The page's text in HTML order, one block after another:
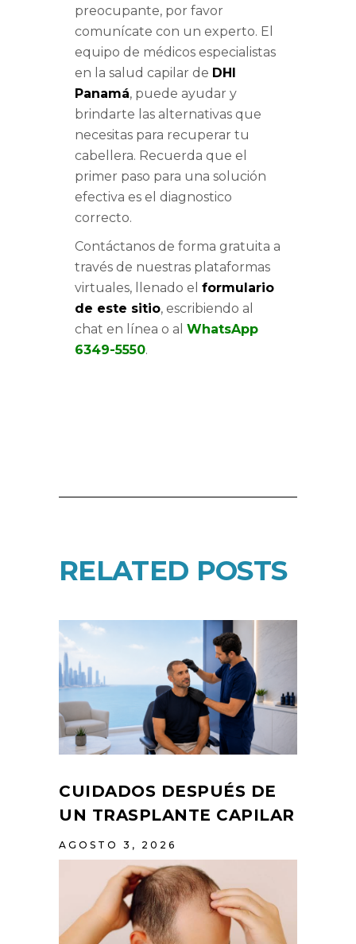
preocupante, por favor
comunícate con un experto. El
equipo de médicos especialistas
en la salud capilar de DHI
Panamá, puede ayudar y
brindarte las alternativas que
necesitas para recuperar tu
cabellera. Recuerda que el
primer paso para una solución
efectiva es el diagnostico
correcto.
Contáctanos de forma gratuita a
través de nuestras plataformas
virtuales, llenado el formulario
de este sitio, escribiendo al
chat en línea o al WhatsApp
6349-5550.
RELATED POSTS
CUIDADOS DESPUÉS DE
UN TRASPLANTE CAPILAR
AGOSTO 3, 2026